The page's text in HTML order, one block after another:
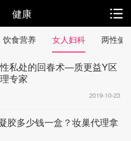
健康
饮食营养 女人妇科 两性健
私处的回春术—质更益Y区
专家
2019-10-23
胶多少钱一盒？妆巢代理拿